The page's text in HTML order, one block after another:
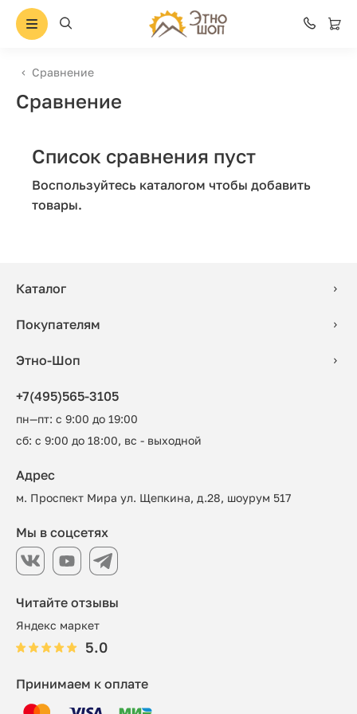
Сравнение
Сравнение
Список сравнения пуст
Воспользуйтесь каталогом чтобы добавить
товары.
Каталог
Покупателям
Этно-Шоп
+7(495)565-3105
пн—пт: с 9:00 до 19:00
сб: с 9:00 до 18:00, вс - выходной
Читайте отзывы
Яндекс маркет
5.0
Адрес
м. Проспект Мира ул. Щепкина, д.28, шоурум 517
Принимаем к оплате
Мы в соцсетях